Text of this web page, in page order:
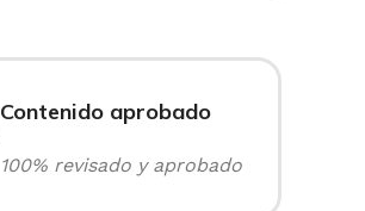
Contenido aprobado
100% revisado y aprobado